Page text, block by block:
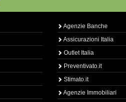
Agenzie Banche
Assicurazioni Italia
Outlet Italia
Preventivato.it
Stimato.it
Agenzie Immobiliari